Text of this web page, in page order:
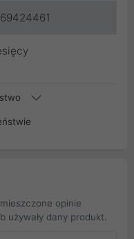
opinie
używały dany produkt.